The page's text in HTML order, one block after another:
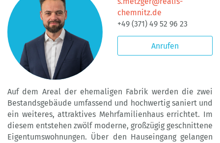
chemnitz.de
+49 (371) 49 52 96 23
Anrufen
Auf dem Areal der ehemaligen Fabrik werden die zwei
Bestandsgebäude umfassend und hochwertig saniert und
ein weiteres, attraktives Mehrfamilienhaus errichtet. Im
diesem entstehen zwölf moderne, großzügig geschnittene
Eigentumswohnungen. Über den Hauseingang gelangen